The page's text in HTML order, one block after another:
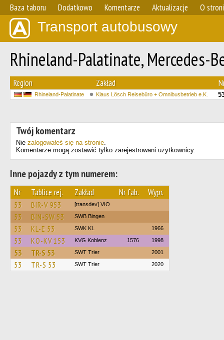
Baza taboru Dodatkowo Komentarze Aktualizacje O
Transport autobusowy
Rhineland-Palatinate, Mercedes-
Region Zakład
Rhineland-Palatinate Klaus Lösch Reisebüro + Omnibusbetrieb e.K.
Twój komentarz
Nie zalogowałeś się na stronie.
Komentarze mogą zostawić tylko zarejestrowani użytkownicy.
Inne pojazdy z tym numerem:
Nr Tablice rej. Zakład Nr fab. Wypr.
53 BIR-V 953 [transdev] VIO
53 BIN-SW 53 SWB Bingen
53 KL-E 53 SWK KL 1966
53 KO-KV 153 KVG Koblenz 1576 1998
53 TR-S 53 SWT Trier 2001
53 TR-S 53 SWT Trier 2020